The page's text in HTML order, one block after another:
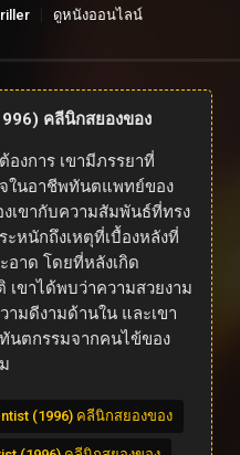
ดูหนังออนไลน์
คลีนิกสยองของ
งการ เขามีภรรยาที่
ในอาชีพทันตแพทย์ของ
เขากับความสัมพันธ์ที่ทรง
หนักถึงเหตุที่เบื้องหลังที่
อาด โดยที่หลังเกิด
เขาได้พบว่าความสวยงาม
มดีงามด้านใน และเขา
นตกรรมจากคนไข้ของ
(1996) คลีนิกสยองของ